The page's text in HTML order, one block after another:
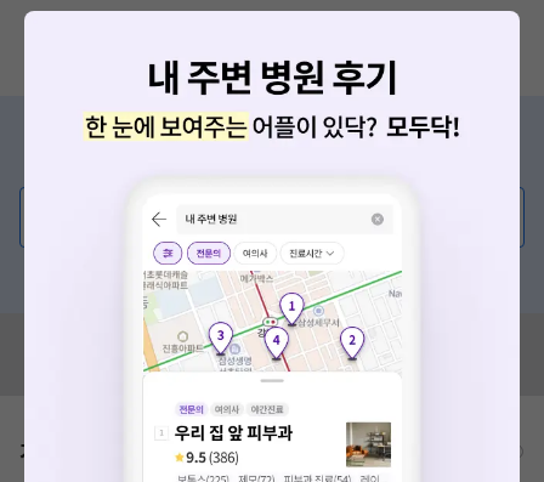
증상/치료, 궁금한 점이 있나요?
💬 무엇이든 물어보세요
혹은, 의료상담 서비스에 다양한 게시글 보러가기
혹시 잘못된 병원정보가 있나요?
모두닥 팀에 알려주세요!
가격표 비급여/급여 진료란?